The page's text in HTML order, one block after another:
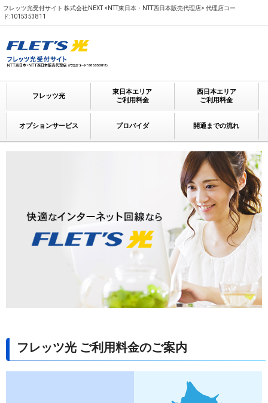
フレッツ光受付サイト 株式会社NEXT <NTT東日本・NTT西日本販売代理店> 代理店コー
ド:1015353811
フレッツ光
東日本エリア
ご利用料金
西日本エリア
ご利用料金
オプションサービス プロバイダ 開通までの流れ
フレッツ光 ご利用料金のご案内